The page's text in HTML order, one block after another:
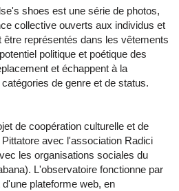
shoes est une série de photos,
collective ouverts aux individus et
être représentés dans les vêtements
politique et poétique des
et échappent à la
de genre et de status.
de coopération culturelle et de
avec l'association Radici
les organisations sociales du
L'observatoire fonctionne par
plateforme web, en